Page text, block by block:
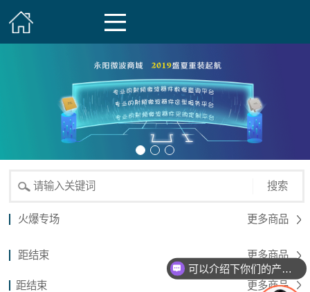
搜索
火爆专场 更多商品
距结束 更多商品
距结束 更多商品